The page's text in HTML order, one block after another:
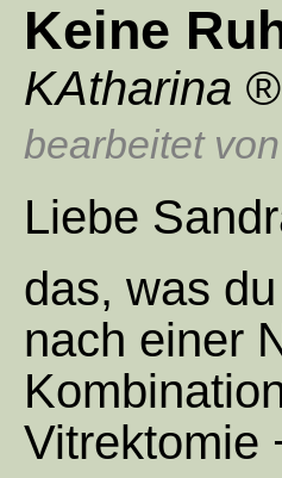
Keine
KAtharina
bearbeitet
Liebe
das, was
nach einer
Vitrektomie